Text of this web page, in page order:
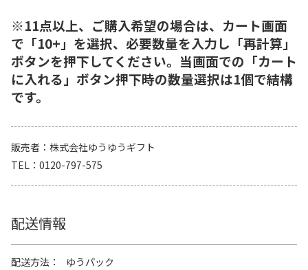
※11点以上、ご購入希望の場合は、カート画面
で「10+」を選択、必要数量を入力し「再計算」
ボタンを押下してください。当画面での「カート
に入れる」ボタン押下時の数量選択は1個で結構
です。
販売者
株式会社ゆうゆうギフト
TEL
0120-797-575
配送情報
配送方法
ゆうパック